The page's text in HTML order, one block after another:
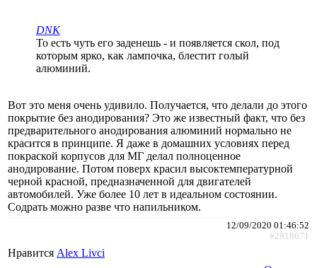
DNK
То есть чуть его заденешь - и появляется скол, под
которым ярко, как лампочка, блестит голый
алюминий.
Вот это меня очень удивило. Получается, что делали до этого
покрытие без анодирования? Это же известный факт, что без
предварительного анодирования алюминий нормально не
красится в принципе. Я даже в домашних условиях перед
покраской корпусов для МГ делал полноценное
анодирование. Потом поверх красил высоктемпературной
черной красной, предназначенной для двигателей
автомобилей. Уже более 10 лет в идеальном состоянии.
Содрать можно разве что напильником.
12/09/2020 01:46:52
#2818671
Нравится Alex Livci